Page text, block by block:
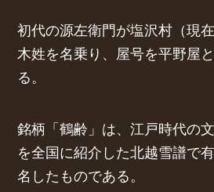
初代の源左衛門が塩沢村（現
木姓を名乗り、屋号を平野屋
る。
銘柄「鶴齢」は、江戸時代の
を全国に紹介した北越雪譜で
名したものである。